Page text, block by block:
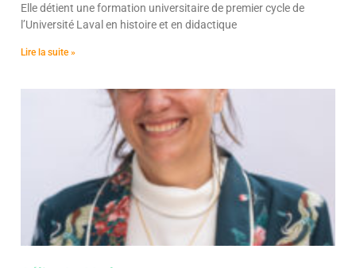
Elle détient une formation universitaire de premier cycle de
l’Université Laval en histoire et en didactique
Lire la suite »